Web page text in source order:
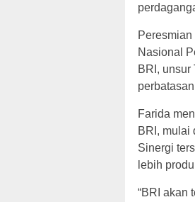
Nasional
BRI,
Farida
BRI, mulai
Sinergi
lebih
“BRI akan